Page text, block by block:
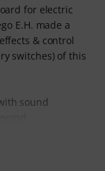
for electric
E.H. made a
& control
switches) of this
sound